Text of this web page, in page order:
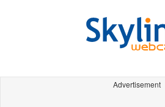
Advertisement